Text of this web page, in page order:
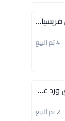
طقم شربات 7 ق فريسيا لومينارك
4 تم البيع
طقم برطمان 3ق ورد غطاء مينت جرين هيريفين
2 تم البيع